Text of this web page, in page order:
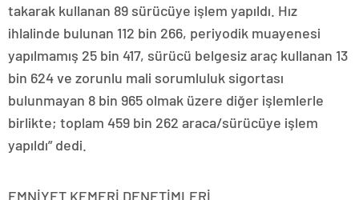
takarak kullanan 89 sürücüye işlem yapıldı. Hız
ihlalinde bulunan 112 bin 266, periyodik muayenesi
yapılmamış 25 bin 417, sürücü belgesiz araç kullanan 13
bin 624 ve zorunlu mali sorumluluk sigortası
bulunmayan 8 bin 965 olmak üzere diğer işlemlerle
birlikte; toplam 459 bin 262 araca/sürücüye işlem
yapıldı” dedi.
EMNİYET KEMERİ DENETİMLERİ